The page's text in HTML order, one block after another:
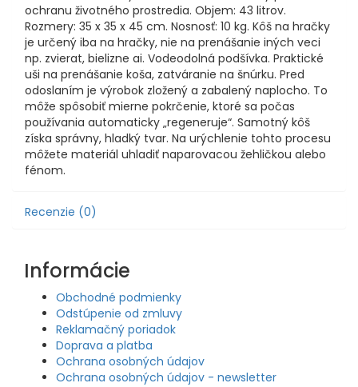
ochranu životného prostredia. Objem: 43 litrov.
Rozmery: 35 x 35 x 45 cm. Nosnosť: 10 kg. Kôš na hračky
je určený iba na hračky, nie na prenášanie iných veci
np. zvierat, bielizne ai. Vodeodolná podšívka. Praktické
uši na prenášanie koša, zatváranie na šnúrku. Pred
odoslaním je výrobok zložený a zabalený naplocho. To
môže spôsobiť mierne pokrčenie, ktoré sa počas
používania automaticky „regeneruje“. Samotný kôš
získa správny, hladký tvar. Na urýchlenie tohto procesu
môžete materiál uhladiť naparovacou žehličkou alebo
fénom.
Recenzie (0)
Informácie
Obchodné podmienky
Odstúpenie od zmluvy
Reklamačný poriadok
Doprava a platba
Ochrana osobných údajov
Ochrana osobných údajov - newsletter